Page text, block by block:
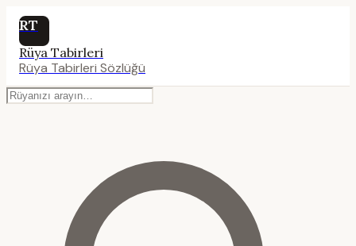
RT
Rüya Tabirleri
Rüya Tabirleri Sözlüğü